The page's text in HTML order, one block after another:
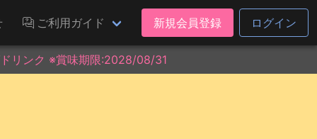
ご利用ガイド 新規会員登録 ログイン
ドリンク ※賞味期限:2028/08/31